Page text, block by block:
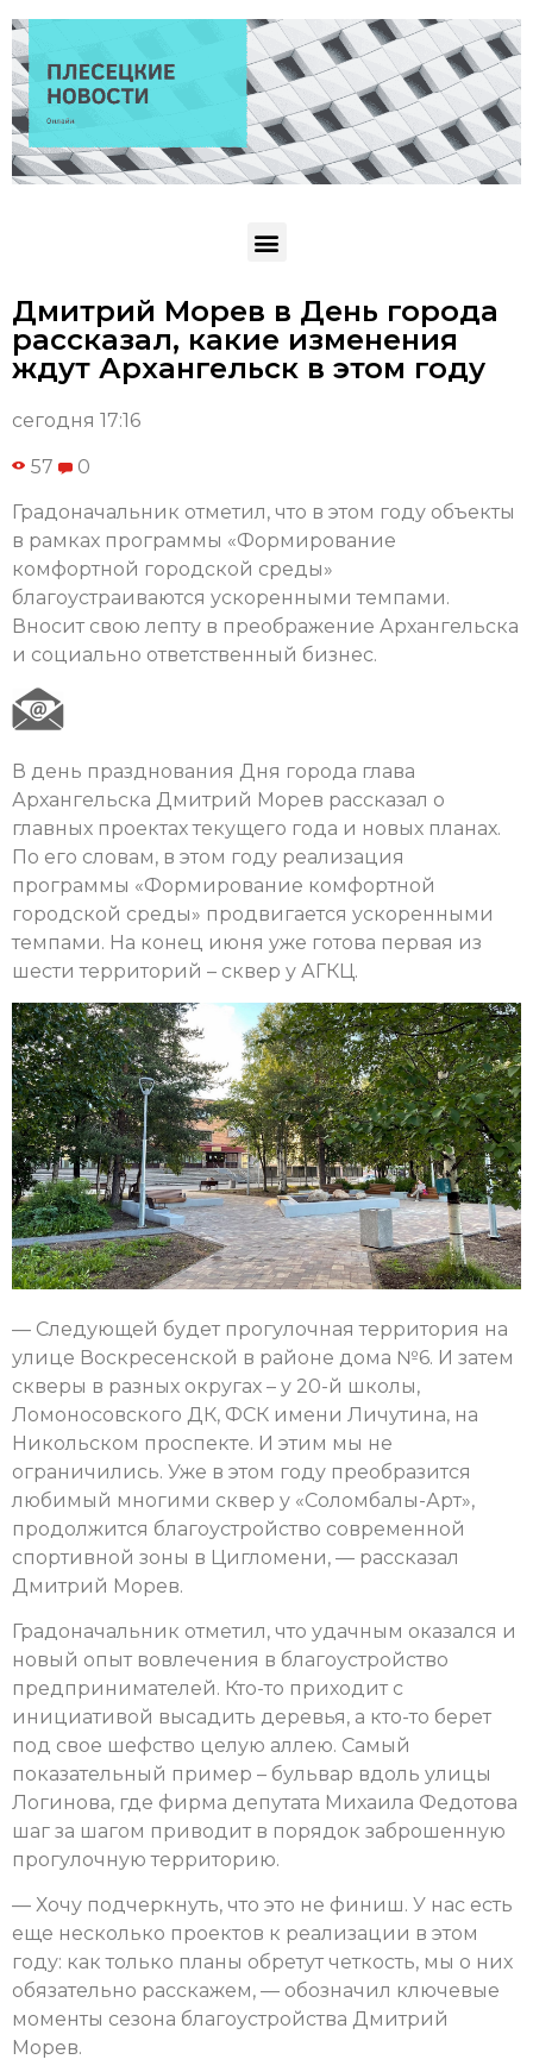
Дмитрий Морев в День города
рассказал, какие изменения
ждут Архангельск в этом году
сегодня 17:16
57 0
Градоначальник отметил, что в этом году объекты
в рамках программы «Формирование
комфортной городской среды»
благоустраиваются ускоренными темпами.
Вносит свою лепту в преображение Архангельска
и социально ответственный бизнес.
В день празднования Дня города глава
Архангельска Дмитрий Морев рассказал о
главных проектах текущего года и новых планах.
По его словам, в этом году реализация
программы «Формирование комфортной
городской среды» продвигается ускоренными
темпами. На конец июня уже готова первая из
шести территорий – сквер у АГКЦ.
— Следующей будет прогулочная территория на
улице Воскресенской в районе дома №6. И затем
скверы в разных округах – у 20-й школы,
Ломоносовского ДК, ФСК имени Личутина, на
Никольском проспекте. И этим мы не
ограничились. Уже в этом году преобразится
любимый многими сквер у «Соломбалы-Арт»,
продолжится благоустройство современной
спортивной зоны в Цигломени, — рассказал
Дмитрий Морев.
Градоначальник отметил, что удачным оказался и
новый опыт вовлечения в благоустройство
предпринимателей. Кто-то приходит с
инициативой высадить деревья, а кто-то берет
под свое шефство целую аллею. Самый
показательный пример – бульвар вдоль улицы
Логинова, где фирма депутата Михаила Федотова
шаг за шагом приводит в порядок заброшенную
прогулочную территорию.
— Хочу подчеркнуть, что это не финиш. У нас есть
еще несколько проектов к реализации в этом
году: как только планы обретут четкость, мы о них
обязательно расскажем, — обозначил ключевые
моменты сезона благоустройства Дмитрий
Морев.